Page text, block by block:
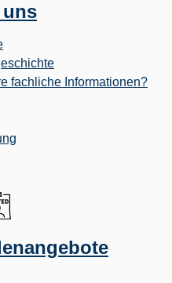
uns
fachliche Informationen?